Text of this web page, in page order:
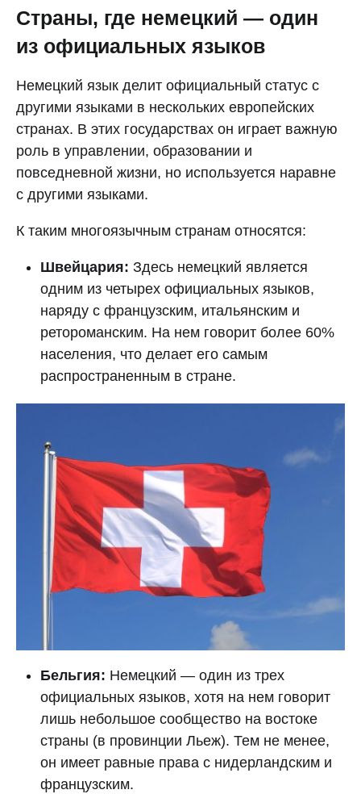
Страны, где немецкий — один
из официальных языков
Немецкий язык делит официальный статус с
другими языками в нескольких европейских
странах. В этих государствах он играет важную
роль в управлении, образовании и
повседневной жизни, но используется наравне
с другими языками.
К таким многоязычным странам относятся:
Швейцария: Здесь немецкий является
одним из четырех официальных языков,
наряду с французским, итальянским и
ретороманским. На нем говорит более 60%
населения, что делает его самым
распространенным в стране.
Бельгия: Немецкий — один из трех
официальных языков, хотя на нем говорит
лишь небольшое сообщество на востоке
страны (в провинции Льеж). Тем не менее,
он имеет равные права с нидерландским и
французским.